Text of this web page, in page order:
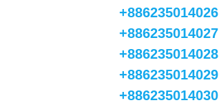
+886235014026
+886235014027
+886235014028
+886235014029
+886235014030